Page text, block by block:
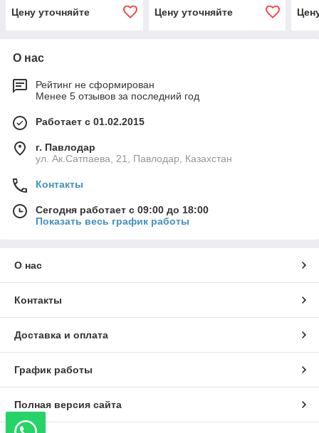
Цену уточняйте
Цену уточняйте
О нас
Рейтинг не сформирован
Менее 5 отзывов за последний год
Работает с 01.02.2015
г. Павлодар
ул. Ак.Сатпаева, 21, Павлодар, Казахстан
Контакты
Сегодня работает с 09:00 до 18:00
Показать весь график работы
О нас
Контакты
Доставка и оплата
График работы
Полная версия сайта